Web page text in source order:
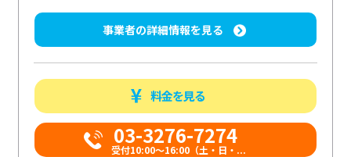
事業者の詳細情報を見る
料金を見る
03-3276-7274
受付10:00〜16:00（土・日・...